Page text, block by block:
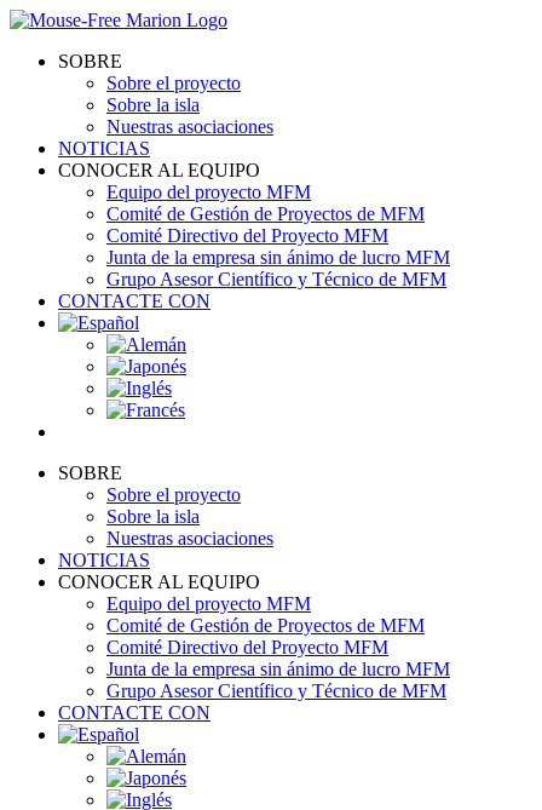
Skip
contentSOBRE
Sobre el proyecto
Sobre la isla
Nuestras asociaciones
NOTICIAS
CONOCER AL EQUIPO
Equipo del proyecto MFM
Comité de Gestión de Proyectos de MFM
Comité Directivo del Proyecto MFM
Junta de la empresa sin ánimo de lucro MFM
Grupo Asesor Científico y Técnico de MFM
CONTACTE CON
SOBRE
Sobre el proyecto
Sobre la isla
Nuestras asociaciones
NOTICIAS
CONOCER AL EQUIPO
Equipo del proyecto MFM
Comité de Gestión de Proyectos de MFM
Comité Directivo del Proyecto MFM
Junta de la empresa sin ánimo de lucro MFM
Grupo Asesor Científico y Técnico de MFM
CONTACTE CON